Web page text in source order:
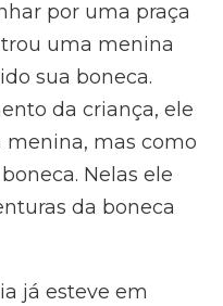
por uma praça
uma menina
sua boneca.
da criança, ele
menina, mas como
Nelas ele
da boneca
já esteve em